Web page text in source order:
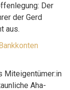
Der
der Gerd
aus.
Miteigentümer:in
Aha-